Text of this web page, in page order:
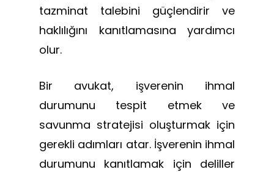
tazminat talebini güçlendirir ve
haklılığını kanıtlamasına yardımcı
olur.
Bir avukat, işverenin ihmal
durumunu tespit etmek ve
savunma stratejisi oluşturmak için
gerekli adımları atar. İşverenin ihmal
durumunu kanıtlamak için deliller